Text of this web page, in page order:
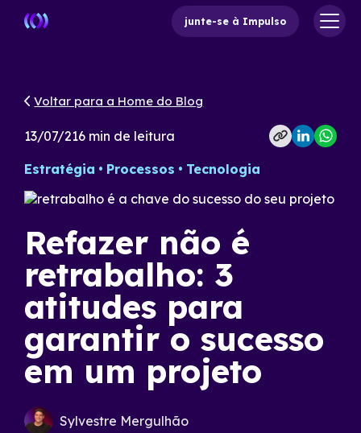
junte-se à Impulso
Voltar para a Home do Blog
13/07/216 min de leitura
Estratégia Processos Tecnologia
Refazer não é
retrabalho: 3
atitudes para
garantir o sucesso
em um projeto
Sylvestre Mergulhão